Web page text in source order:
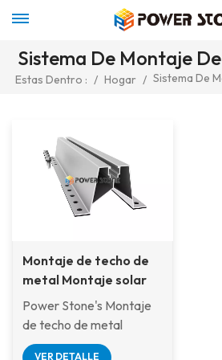
Sistema De Montaje
Estas Dentro : / Hogar / Sistema De
Montaje de techo de
metal Montaje solar
estructura de montaje
de riel corta
Power Stone's Montaje
de techo de metal
Montaje solar estructura
VER DETALLE